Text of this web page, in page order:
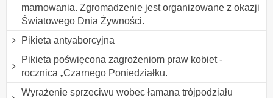
marnowania. Zgromadzenie jest organizowane z okazji
Światowego Dnia Żywności.
Pikieta antyaborcyjna
Pikieta poświęcona zagrożeniom praw kobiet -
rocznica „Czarnego Poniedziałku.
Wyrażenie sprzeciwu wobec łamana trójpodziału